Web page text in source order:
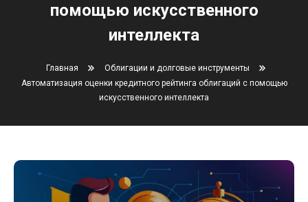
помощью искусственного
интеллекта
Главная
Облигации и долговые инструменты
Автоматизация оценки кредитного рейтинга облигаций с помощью
искусственного интеллекта